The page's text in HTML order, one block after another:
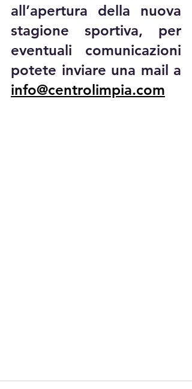
all’apertura della nuova
stagione sportiva, per
eventuali comunicazioni
info@centrolimpia.com